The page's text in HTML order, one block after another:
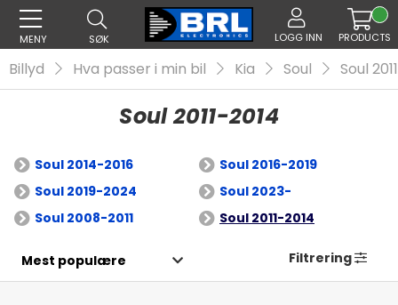
MENY SØK LOGG INN PRODUCTS
Billyd Hva passer i min bil Kia Soul Soul
Soul 2011-2014
Soul 2014-2016
Soul 2016-2019
Soul 2019-2024
Soul 2023-
Soul 2008-2011
Soul 2011-2014
Filtrering